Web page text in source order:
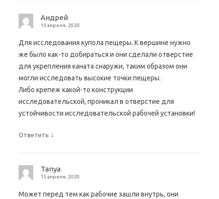
Андрей
15 апреля, 2020
Для исследования купола пещеры. К вершине нужно
же было как-то добираться и они сделали отверстие
для укрепления каната снаружи, таким образом они
могли исследовать высокие точки пещеры.
Либо крепеж какой-то конструкции
исследовательской, проникал в отверстие для
устойчивости исследовательской рабочей установки!
Ответить ↓
Tanya
15 апреля, 2020
Может перед тем как рабочие зашли внутрь, они